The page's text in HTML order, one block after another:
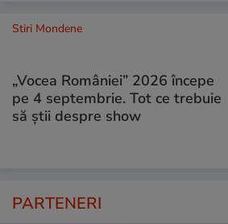
Stiri Mondene
„Vocea României” 2026 începe
pe 4 septembrie. Tot ce trebuie
să știi despre show
PARTENERI